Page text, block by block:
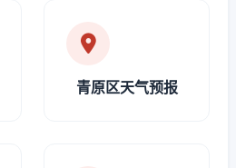
青原区天气预报